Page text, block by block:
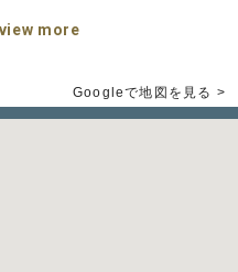
view more
Googleで地図を見る >